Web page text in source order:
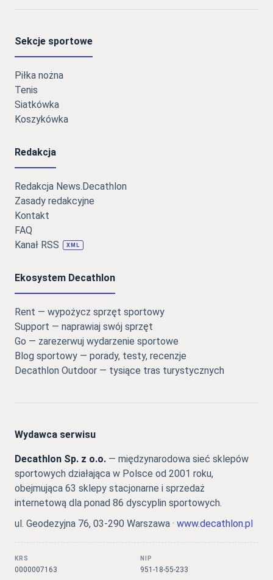
Sekcje sportowe
Piłka nożna
Tenis
Siatkówka
Koszykówka
Redakcja
Redakcja News.Decathlon
Zasady redakcyjne
Kontakt
FAQ
Kanał RSS
XML
Ekosystem Decathlon
Rent — wypożycz sprzęt sportowy
Support — naprawiaj swój sprzęt
Go — zarezerwuj wydarzenie sportowe
Blog sportowy — porady, testy, recenzje
Decathlon Outdoor — tysiące tras turystycznych
Wydawca serwisu
Decathlon Sp. z o.o. — międzynarodowa sieć sklepów
sportowych działająca w Polsce od 2001 roku,
obejmująca 63 sklepy stacjonarne i sprzedaż
internetową dla ponad 86 dyscyplin sportowych.
ul. Geodezyjna 76, 03-290 Warszawa · www.decathlon.pl
KRS
0000007163
NIP
951-18-55-233